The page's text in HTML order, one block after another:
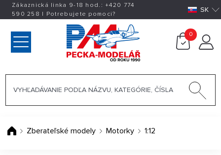
Zákaznická linka 9-18 hod.:+420 774
590 258 | Potrebujete pomoci? SK
0
Zberateľské modely Motorky 1:12